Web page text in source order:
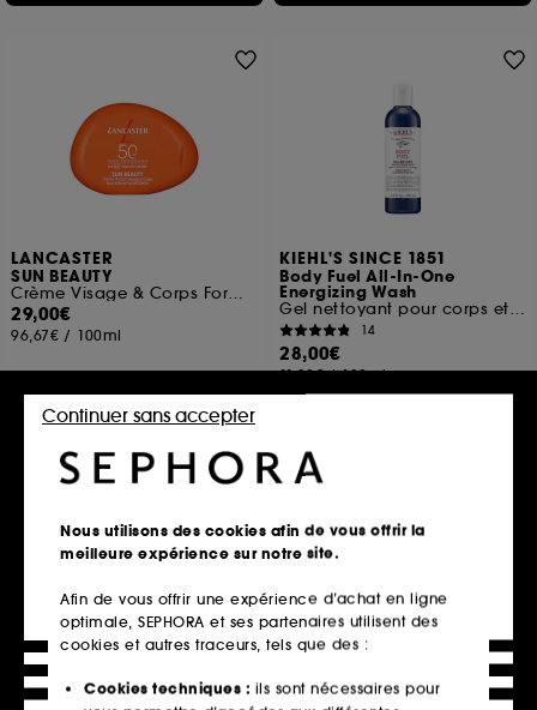
LANCASTER
SUN BEAUTY
Crème Visage & Corps Format Pocket SPF50
29,00€
96,67€ / 100ml
Ajouter au panier
KIEHL'S SINCE 1851
Body Fuel All-In-One
Energizing Wash
Gel nettoyant pour corps et cheveux homme
14
28,00€
11,20€ /100ml
Ajouter au panier
Exclu
Nous utilisons des cookies afin de vous offrir la
meilleure expérience sur notre site.
Afin de vous offrir une expérience d’achat en ligne
optimale, SEPHORA et ses partenaires utilisent des
cookies et autres traceurs, tels que des :
Cookies techniques : ils sont nécessaires pour
Continuer sans accepter